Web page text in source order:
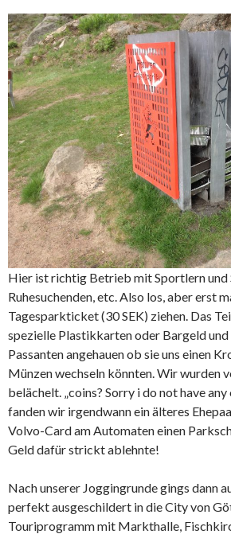
Hier ist richtig Betrieb mit Sportlern und
Ruhesuchenden, etc. Also los, aber erst
Tagesparkticket (30 SEK) ziehen. Das
spezielle Plastikkarten oder Bargeld
Passanten angehauen ob sie uns einen
Münzen wechseln könnten. Wir wurden
belächelt. „coins? Sorry i do not have any
fanden wir irgendwann ein älteres
Volvo-Card am Automaten einen
Geld dafür strickt ablehnte!
Nach unserer Joggingrunde gings dann
perfekt ausgeschildert in die City von
Touriprogramm mit Markthalle,